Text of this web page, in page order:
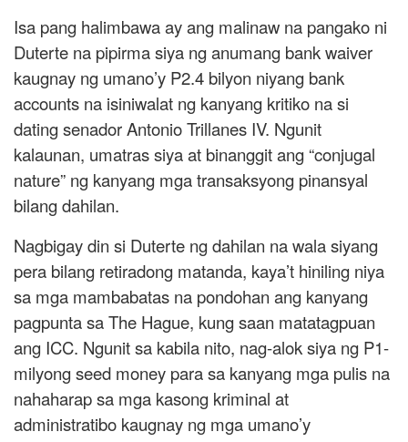
Isa pang halimbawa ay ang malinaw na pangako ni
Duterte na pipirma siya ng anumang bank waiver
kaugnay ng umano’y P2.4 bilyon niyang bank
accounts na isiniwalat ng kanyang kritiko na si
dating senador Antonio Trillanes IV. Ngunit
kalaunan, umatras siya at binanggit ang “conjugal
nature” ng kanyang mga transaksyong pinansyal
bilang dahilan.
Nagbigay din si Duterte ng dahilan na wala siyang
pera bilang retiradong matanda, kaya’t hiniling niya
sa mga mambabatas na pondohan ang kanyang
pagpunta sa The Hague, kung saan matatagpuan
ang ICC. Ngunit sa kabila nito, nag-alok siya ng P1-
milyong seed money para sa kanyang mga pulis na
nahaharap sa mga kasong kriminal at
administratibo kaugnay ng mga umano’y